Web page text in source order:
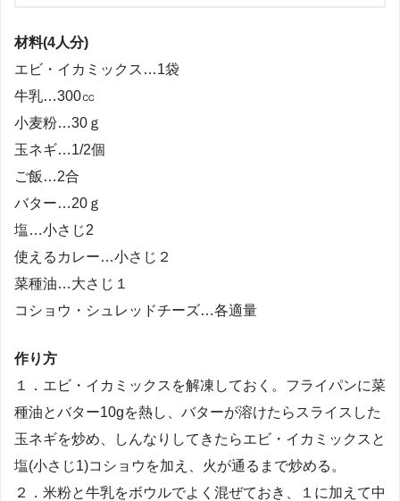
材料(4人分)
エビ・イカミックス…1袋
牛乳…300㏄
小麦粉…30ｇ
玉ネギ…1/2個
ご飯…2合
バター…20ｇ
塩…小さじ2
使えるカレー…小さじ２
菜種油…大さじ１
コショウ・シュレッドチーズ…各適量
作り方
１．エビ・イカミックスを解凍しておく。フライパンに菜
種油とバター10gを熱し、バターが溶けたらスライスした
玉ネギを炒め、しんなりしてきたらエビ・イカミックスと
塩(小さじ1)コショウを加え、火が通るまで炒める。
２．米粉と牛乳をボウルでよく混ぜておき、１に加えて中